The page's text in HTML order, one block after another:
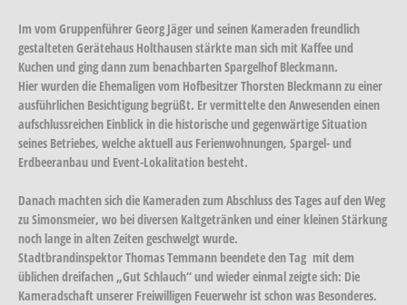
Im vom Gruppenführer Georg Jäger und seinen Kameraden freundlich
gestalteten Gerätehaus Holthausen stärkte man sich mit Kaffee und
Kuchen und ging dann zum benachbarten Spargelhof Bleckmann.
Hier wurden die Ehemaligen vom Hofbesitzer Thorsten Bleckmann zu einer
ausführlichen Besichtigung begrüßt. Er vermittelte den Anwesenden einen
aufschlussreichen Einblick in die historische und gegenwärtige Situation
seines Betriebes, welche aktuell aus Ferienwohnungen, Spargel- und
Erdbeeranbau und Event-Lokalitation besteht.
Danach machten sich die Kameraden zum Abschluss des Tages auf den Weg
zu Simonsmeier, wo bei diversen Kaltgetränken und einer kleinen Stärkung
noch lange in alten Zeiten geschwelgt wurde.
Stadtbrandinspektor Thomas Temmann beendete den Tag mit dem
üblichen dreifachen „Gut Schlauch“ und wieder einmal zeigte sich: Die
Kameradschaft unserer Freiwilligen Feuerwehr ist schon was Besonderes.